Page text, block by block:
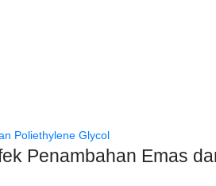
Penambahan Emas